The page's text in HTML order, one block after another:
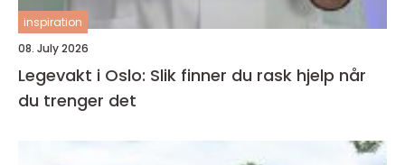
inspiration
08. July 2026
Legevakt i Oslo: Slik finner du rask hjelp når
du trenger det